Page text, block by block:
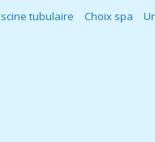
tubulaire Choix spa